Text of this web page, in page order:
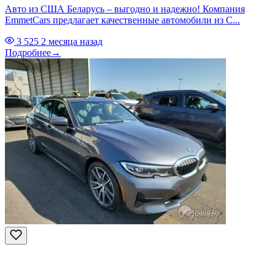
Авто из США Беларусь – выгодно и надежно! Компания
EmmetCars предлагает качественные автомобили из С...
3 525 2 месяца назад
Подробнее→